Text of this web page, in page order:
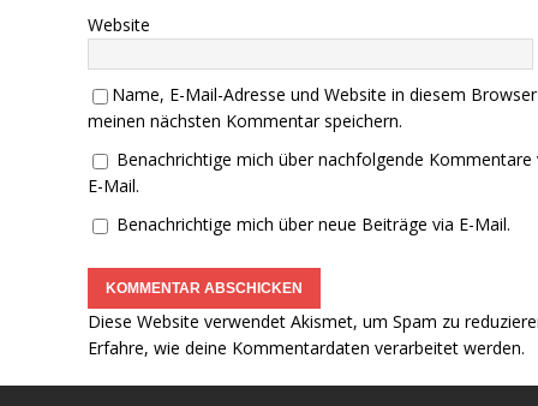
Website
Name, E-Mail-Adresse und Website in diesem
meinen nächsten Kommentar speichern.
Benachrichtige mich über nachfolgende Kommentare
E-Mail.
Benachrichtige mich über neue Beiträge via E-Mail.
Diese Website verwendet Akismet, um Spam zu
Erfahre, wie deine Kommentardaten verarbeitet werden.